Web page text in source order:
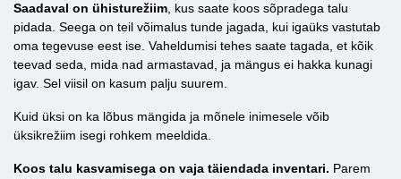
Saadaval on ühisturežiim , kus saate koos sõpradega talu
pidada. Seega on teil võimalus tunde jagada, kui igaüks vastutab
oma tegevuse eest ise. Vaheldumisi tehes saate tagada, et kõik
teevad seda, mida nad armastavad, ja mängus ei hakka kunagi
igav. Sel viisil on kasum palju suurem.
Kuid üksi on ka lõbus mängida ja mõnele inimesele võib
üksikrežiim isegi rohkem meeldida.
Koos talu kasvamisega on vaja täiendada inventari. Parem